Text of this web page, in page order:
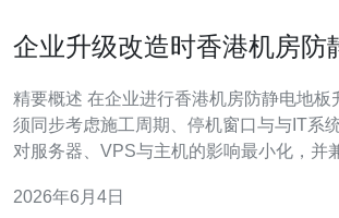
企业升级改造时香港机房防
精要概述 在企业进行香港机房防静电地板
须同步考虑施工周期、停机窗口与与IT系
对服务器、VPS与主机的影响最小化，并
与分阶段验收能够缩短整体停机时间；为
2026年6月4日